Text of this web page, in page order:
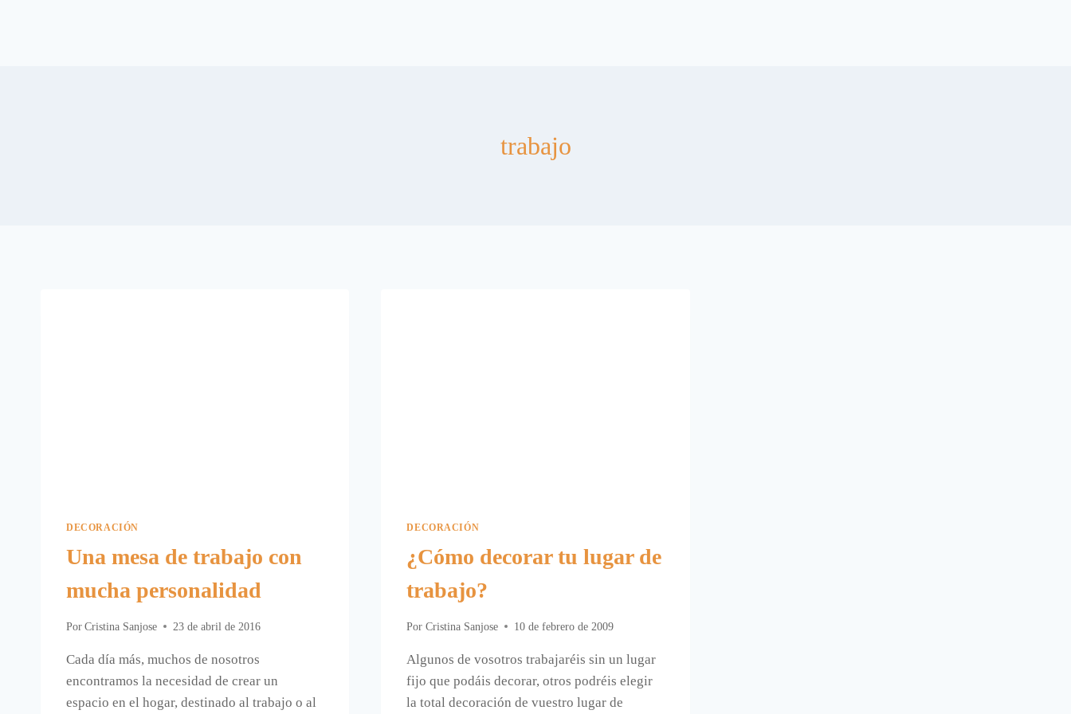
trabajo
DECORACIÓN
Una mesa de trabajo con
mucha personalidad
Por Cristina Sanjose 23 de abril de 2016
Cada día más, muchos de nosotros
encontramos la necesidad de crear un
espacio en el hogar, destinado al trabajo o al
DECORACIÓN
¿Cómo decorar tu lugar de
trabajo?
Por Cristina Sanjose 10 de febrero de 2009
Algunos de vosotros trabajaréis sin un lugar
fijo que podáis decorar, otros podréis elegir
la total decoración de vuestro lugar de